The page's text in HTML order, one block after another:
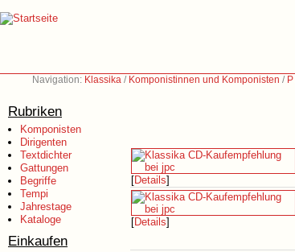
Navigation: Klassika / Komponistinnen und Komponisten / P
Rubriken
Komponisten
Dirigenten
Textdichter
Gattungen
Begriffe
Tempi
Jahrestage
Kataloge
Einkaufen
[Details]
[Details]